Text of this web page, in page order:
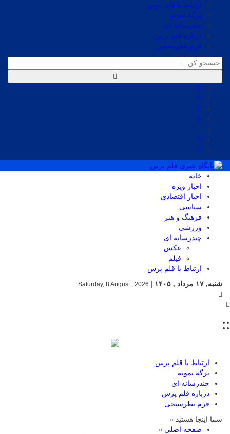
ارتباط با قلم پرس
برگه نمونه
چندرسانه ای
درباره قلم پرس
فرم نظرسنجی
خانه
اخبار ویژه
اخبار اقتصادی
سیاسی
فرهنگ و هنر
ورزشی
چندرسانه ای
عکس
فیلم
ارتباط با قلم پرس
شنبه, ۱۷ مرداد , ۱۴۰۵
Saturday, 8 August , 2026
::
ارتباط با قلم پرس
برگه نمونه
چندرسانه ای
درباره قلم پرس
فرم نظرسنجی
شما اینجا هستید »
صفحه اصلی »